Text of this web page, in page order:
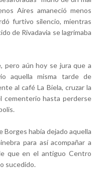
Aires amaneció menos
furtivo silencio, mientras
de Rivadavia se lagrimaba
pero aún hoy se jura que a
aquella misma tarde de
al café La Biela, cruzar la
cementerio hasta perderse
había dejado aquella
para así acompañar a
que en el antiguo Centro
sucedido.